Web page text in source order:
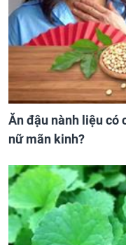
Ăn đậu nành liệu có
nữ mãn kinh?